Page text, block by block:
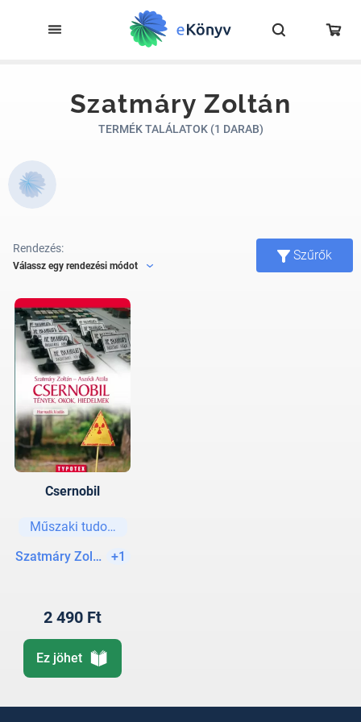
Szatmáry Zoltán
TERMÉK TALÁLATOK (1 DARAB)
Rendezés:
Válassz egy rendezési módot
Szűrők
Csernobil
Műszaki tudományok
Szatmáry Zoltán +1
2 490 Ft
Ez jöhet